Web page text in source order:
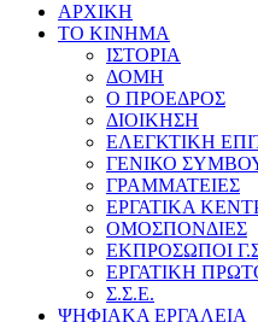
ΑΡΧΙΚΗ
ΤΟ ΚΙΝΗΜΑ
ΙΣΤΟΡΙΑ
ΔΟΜΗ
Ο ΠΡΟΕΔΡΟΣ
ΔΙΟΙΚΗΣΗ
ΕΛΕΓΚΤΙΚΗ
ΓΕΝΙΚΟ
ΓΡΑΜΜΑΤΕΙΕΣ
ΕΡΓΑΤΙΚΑ
ΟΜΟΣΠΟΝΔΙΕΣ
ΕΚΠΡΟΣΩΠΟΙ
ΕΡΓΑΤΙΚΗ
Σ.Σ.Ε.
ΨΗΦΙΑΚΑ ΕΡΓΑΛΕΙΑ